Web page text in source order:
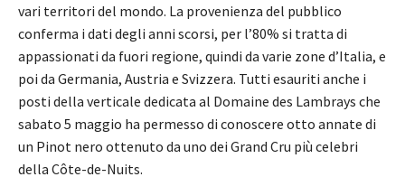
vari territori del mondo. La provenienza del pubblico
conferma i dati degli anni scorsi, per l’80% si tratta di
appassionati da fuori regione, quindi da varie zone d’Italia, e
poi da Germania, Austria e Svizzera. Tutti esauriti anche i
posti della verticale dedicata al Domaine des Lambrays che
sabato 5 maggio ha permesso di conoscere otto annate di
un Pinot nero ottenuto da uno dei Grand Cru più celebri
della Côte-de-Nuits.